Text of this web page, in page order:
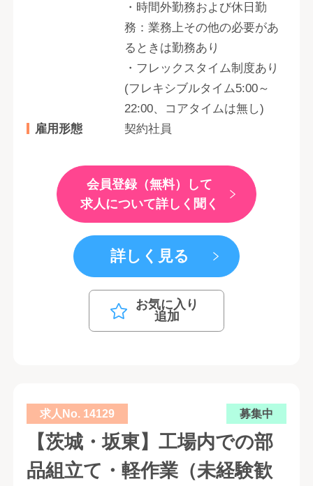
・時間外勤務および休日勤
務：業務上その他の必要があ
るときは勤務あり
・フレックスタイム制度あり
(フレキシブルタイム5:00～
22:00、コアタイムは無し)
雇用形態
契約社員
会員登録（無料）して
求人について詳しく聞く
詳しく見る
お気に入り
追加
求人No. 14129 募集中
【茨城・坂東】工場内での部
品組立て・軽作業（未経験歓